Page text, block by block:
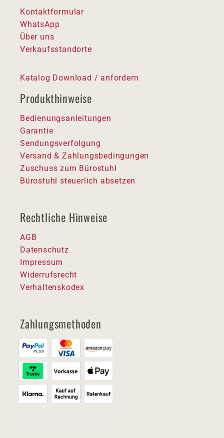
Kontaktformular
WhatsApp
Über uns
Verkaufsstandorte
Katalog Download / anfordern
Produkthinweise
Bedienungsanleitungen
Garantie
Sendungsverfolgung
Versand & Zahlungsbedingungen
Zuschuss zum Bürostuhl
Bürostuhl steuerlich absetzen
Rechtliche Hinweise
AGB
Datenschutz
Impressum
Widerrufsrecht
Verhaltenskodex
Zahlungsmethoden